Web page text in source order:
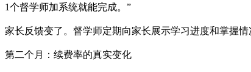
1个督学师加系统就能完成。”
家长反馈变了。督学师定期向家长展示学习进度和掌握
第二个月：续费率的真实变化